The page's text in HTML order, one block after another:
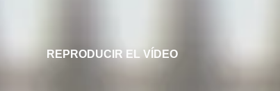
REPRODUCIR EL VÍDEO